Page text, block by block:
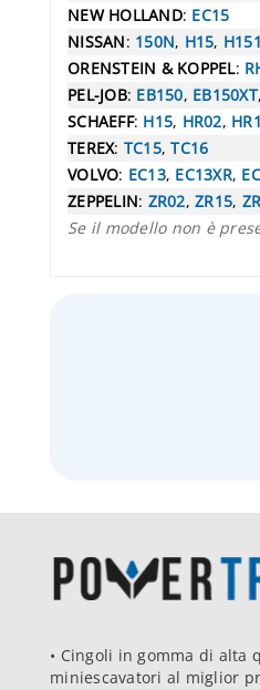
NEW HOLLAND: EC15
NISSAN: 150N, H15, H151
ORENSTEIN & KOPPEL:
PEL-JOB: EB150, EB150XT,
SCHAEFF: H15, HR02,
TEREX: TC15,TC16
VOLVO: EC13, EC13XR,
ZEPPELIN: ZR02, ZR15,
Se il modello non è
• Cingoli in gomma di alta
miniescavatori al miglior